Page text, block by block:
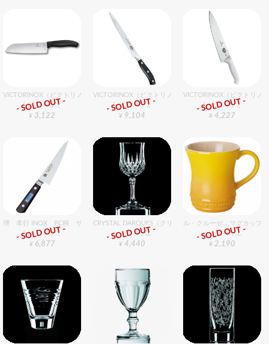
VICTORINOX（ビクトリノックス） 三徳包丁 17cm
包丁・ハサミ
¥ 3,122
- SOLD OUT -
VICTORINOX（ビクトリノックス） フィレナイフ 20cm
包丁・ハサミ
¥ 9,104
- SOLD OUT -
VICTORINOX（ビクトリノ
包丁・ハサミ
¥ 4,227
- SOLD OUT -
堺 孝行 INOX PC柄 サバキ東型 15cm
包丁・ハサミ
¥ 6,877
- SOLD OUT -
CRYSTAL DARQUES（クリスタル・ダルク） ロンシャン
グラスバリエ
¥ 4,440
- SOLD OUT -
ル・クルーゼ マグカップ
グラスバリエ
¥ 2,190
- SOLD OUT -